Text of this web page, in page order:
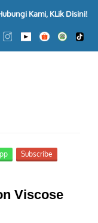
Kami, KLik Disini!
Subscribe
Viscose